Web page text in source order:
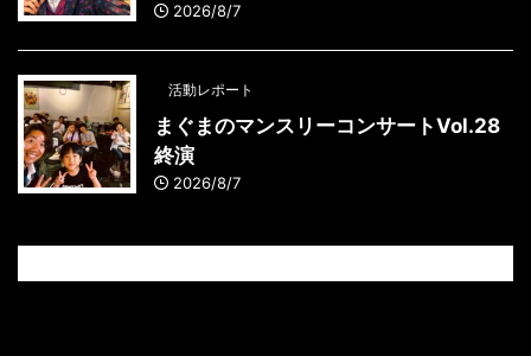
2026/8/7
活動レポート
まぐまのマンスリーコンサートVol.28
終演
2026/8/7